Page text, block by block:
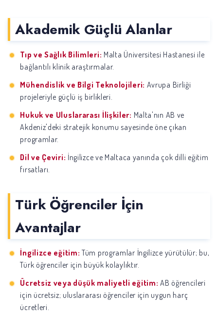
Akademik Güçlü Alanlar
Tıp ve Sağlık Bilimleri: Malta Üniversitesi Hastanesi ile
bağlantılı klinik araştırmalar.
Mühendislik ve Bilgi Teknolojileri: Avrupa Birliği
projeleriyle güçlü iş birlikleri.
Hukuk ve Uluslararası İlişkiler: Malta'nın AB ve
Akdeniz'deki stratejik konumu sayesinde öne çıkan
programlar.
Dil ve Çeviri: İngilizce ve Maltaca yanında çok dilli eğitim
fırsatları.
Türk Öğrenciler İçin
Avantajlar
İngilizce eğitim: Tüm programlar İngilizce yürütülür; bu,
Türk öğrenciler için büyük kolaylıktır.
Ücretsiz veya düşük maliyetli eğitim: AB öğrencileri
için ücretsiz; uluslararası öğrenciler için uygun harç
ücretleri.